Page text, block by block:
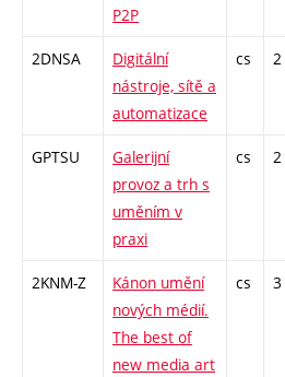
P2P
2DNSA
Digitální
nástroje, sítě a
automatizace
cs 2
GPTSU
Galerijní
provoz a trh s
uměním v
praxi
cs 2
2KNM-Z
Kánon umění
nových médií.
The best of
new media art
cs 3